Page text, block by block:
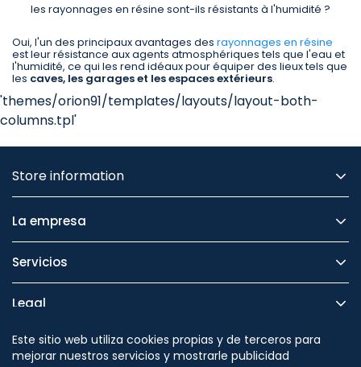
les rayonnages en résine sont-ils résistants à l'humidité ?
Oui, l'un des principaux avantages des rayonnages en résine
est leur résistance aux agents atmosphériques tels que l'eau et
l'humidité, ce qui les rend idéaux pour équiper des lieux tels que
les caves, les garages et les espaces extérieurs.
'themes/orion91/templates/layouts/layout-both-
columns.tpl'
Store information
La empresa
Servicios
Legal
Seguridad
Este sitio web utiliza cookies propias y de terceros para
mejorar nuestros servicios y mostrarle publicidad